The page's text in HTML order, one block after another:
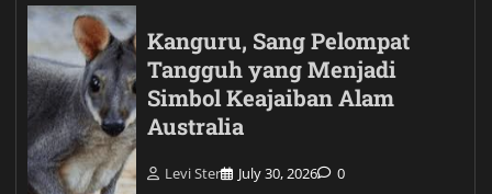
Kanguru, Sang Pelompat
Tangguh yang Menjadi
Simbol Keajaiban Alam
Australia
Levi Ster July 30, 2026 0